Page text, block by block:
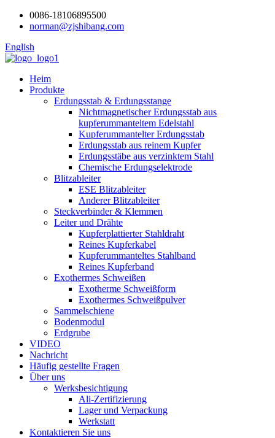
0086-18106895500
norman@zjshibang.com
English
Heim
Produkte
Erdungsstab & Erdungsstange
Nichtmagnetischer Erdungsstab aus
kupferummanteltem Edelstahl
Kupferummantelter Erdungsstab
Erdungsstab aus reinem Kupfer
Erdungsstäbe aus verzinktem Stahl
Chemische Erdungselektrode
Blitzableiter
ESE Blitzableiter
Anderer Blitzableiter
Steckverbinder & Klemmen
Leiter und Drähte
Kupferplattierter Stahldraht
Reines Kupferkabel
Kupferummanteltes Stahlband
Reines Kupferband
Exothermes Schweißen
Exotherme Schweißform
Exothermes Schweißpulver
Sammelschiene
Bodenmodul
Erdgrube
VIDEO
Nachricht
Häufig gestellte Fragen
Über uns
Werksbesichtigung
Ali-Zertifizierung
Lager und Verpackung
Werkstatt
Kontaktieren Sie uns